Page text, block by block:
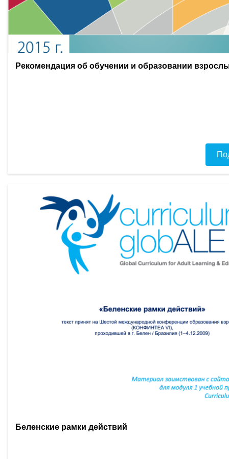
Рекомендация об обучении и образовании
Беленские рамки действий